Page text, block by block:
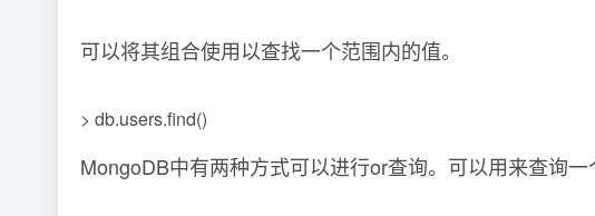
可以将其组合使用以查找一个范围内的值。
> db.users.find()
MongoDB中有两种方式可以进行or查询。可以用来查询